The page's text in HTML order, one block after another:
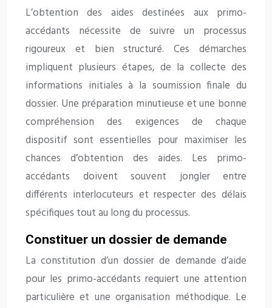
L’obtention des aides destinées aux primo-
accédants nécessite de suivre un processus
rigoureux et bien structuré. Ces démarches
impliquent plusieurs étapes, de la collecte des
informations initiales à la soumission finale du
dossier. Une préparation minutieuse et une bonne
compréhension des exigences de chaque
dispositif sont essentielles pour maximiser les
chances d’obtention des aides. Les primo-
accédants doivent souvent jongler entre
différents interlocuteurs et respecter des délais
spécifiques tout au long du processus.
Constituer un dossier de demande
La constitution d’un dossier de demande d’aide
pour les primo-accédants requiert une attention
particulière et une organisation méthodique. Le